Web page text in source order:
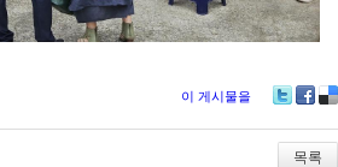
이 게시물을
목록